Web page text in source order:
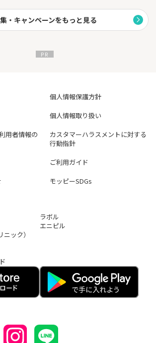
・キャンペーンをもっと見る
個人情報保護方針
個人情報取り扱い
用者情報の
カスタマーハラスメントに対する
行動指針
ご利用ガイド
モッピーSDGs
ラボル
エニピル
ック）